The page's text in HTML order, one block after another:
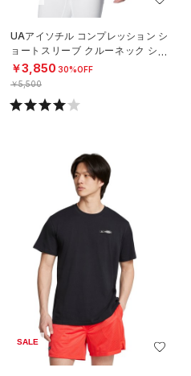
UAアイソチル コンプレッション シ
ョートスリーブ クルーネック シャ
ツ（ベースボール/MEN）
￥3,850 30%OFF
￥5,500
SALE